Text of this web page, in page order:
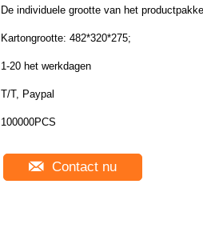
De individuele grootte van het
Kartongrootte: 482*320*275;
1-20 het werkdagen
T/T, Paypal
100000PCS
Contact nu